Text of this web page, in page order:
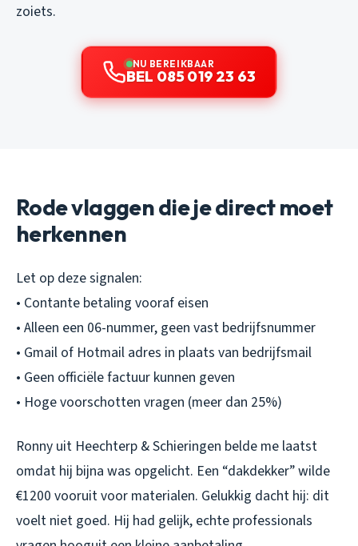
zoiets.
NU BEREIKBAAR
BEL 085 019 23 63
Rode vlaggen die je direct moet
herkennen
Let op deze signalen:
• Contante betaling vooraf eisen
• Alleen een 06-nummer, geen vast bedrijfsnummer
• Gmail of Hotmail adres in plaats van bedrijfsmail
• Geen officiële factuur kunnen geven
• Hoge voorschotten vragen (meer dan 25%)
Ronny uit Heechterp & Schieringen belde me laatst
omdat hij bijna was opgelicht. Een “dakdekker” wilde
€1200 vooruit voor materialen. Gelukkig dacht hij: dit
voelt niet goed. Hij had gelijk, echte professionals